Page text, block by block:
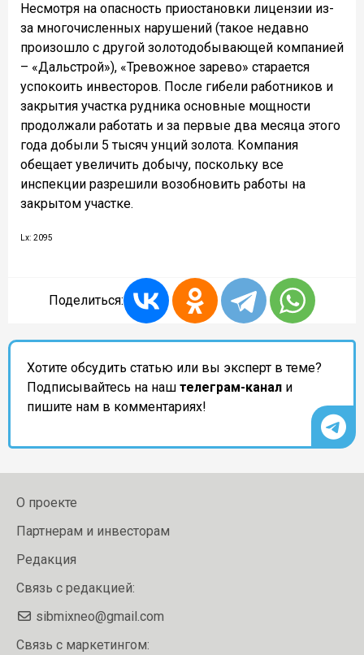
Несмотря на опасность приостановки лицензии из-
за многочисленных нарушений (такое недавно
произошло с другой золотодобывающей компанией
– «Дальстрой»), «Тревожное зарево» старается
успокоить инвесторов. После гибели работников и
закрытия участка рудника основные мощности
продолжали работать и за первые два месяца этого
года добыли 5 тысяч унций золота. Компания
обещает увеличить добычу, поскольку все
инспекции разрешили возобновить работы на
закрытом участке.
Lx: 2095
Поделиться:
Хотите обсудить статью или вы эксперт в теме?
Подписывайтесь на наш телеграм-канал и
пишите нам в комментариях!
О проекте
Партнерам и инвесторам
Редакция
Связь с редакцией:
sibmixneo@gmail.com
Связь с маркетингом: